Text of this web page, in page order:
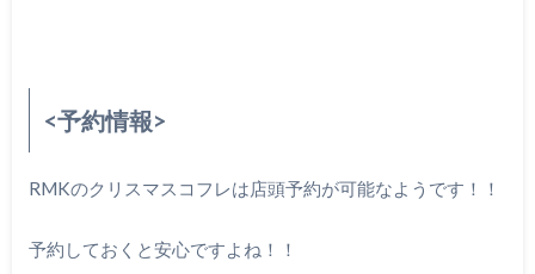
<予約情報>
RMKのクリスマスコフレは店頭予約が可能なようです！！
予約しておくと安心ですよね！！